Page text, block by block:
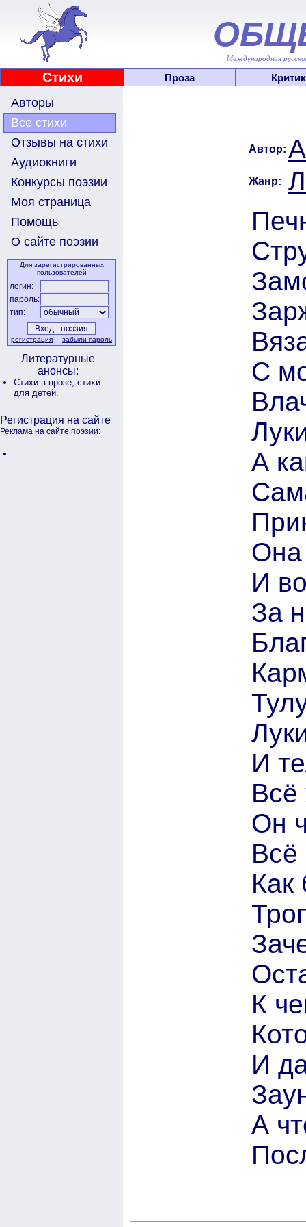
Международная
Стихи Проза
Авторы
Все стихи
Отзывы на стихи
Аудиокниги
Конкурсы поэзии
Моя страница
Помощь
О сайте поэзии
Для зарегистрированных
пользователей
логин:
пароль:
тип:
регистрация забыли пароль
Литературные
анонсы:
Стихи в прозе, стихи
для детей.
Регистрация на сайте
Реклама на сайте поэзии:
Автор:
Жанр:
С
А
Она
И
За
И
Всё
Он
Всё
Как
К
И
А